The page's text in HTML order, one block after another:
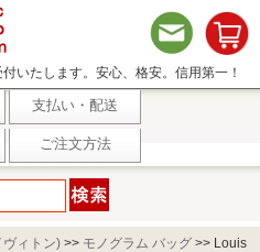
いたします。安心、格安。信用第一！
支払い・配送
ご注文方法
ィトン) >> モノグラム バッグ >> Louis